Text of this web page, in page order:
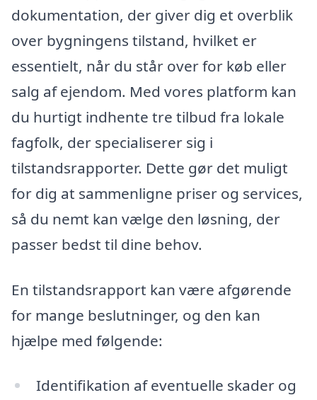
dokumentation, der giver dig et overblik
over bygningens tilstand, hvilket er
essentielt, når du står over for køb eller
salg af ejendom. Med vores platform kan
du hurtigt indhente tre tilbud fra lokale
fagfolk, der specialiserer sig i
tilstandsrapporter. Dette gør det muligt
for dig at sammenligne priser og services,
så du nemt kan vælge den løsning, der
passer bedst til dine behov.
En tilstandsrapport kan være afgørende
for mange beslutninger, og den kan
hjælpe med følgende:
Identifikation af eventuelle skader og